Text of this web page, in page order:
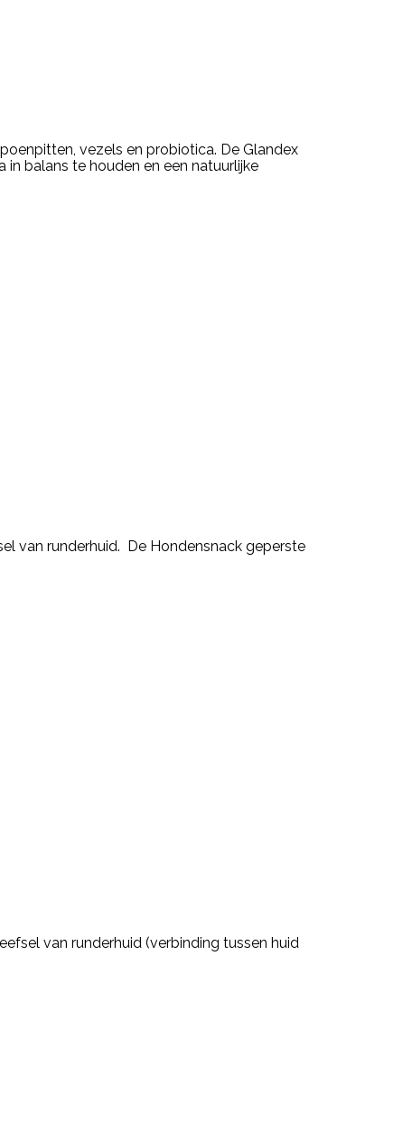
vezels en probiotica. De Glandex
balans te houden en een natuurlijke
van runderhuid. De Hondensnack geperste
van runderhuid (verbinding tussen huid